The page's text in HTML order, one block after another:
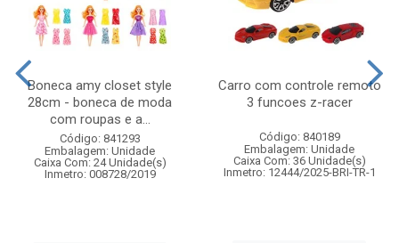
Boneca amy closet style
28cm - boneca de moda
com roupas e a...
Código: 841293
Embalagem: Unidade
Caixa Com: 24 Unidade(s)
Inmetro: 008728/2019
Carro com controle remoto
3 funcoes z-racer
Código: 840189
Embalagem: Unidade
Caixa Com: 36 Unidade(s)
Inmetro: 12444/2025-BRI-TR-1